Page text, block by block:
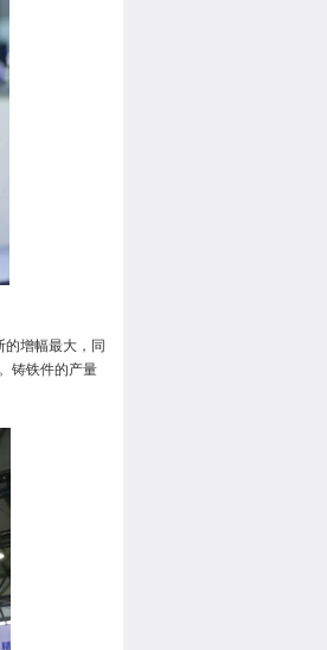
增幅最大，同
铸铁件的产量